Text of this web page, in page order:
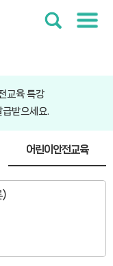
교육 특강
받으세요.
어린이안전교육
)